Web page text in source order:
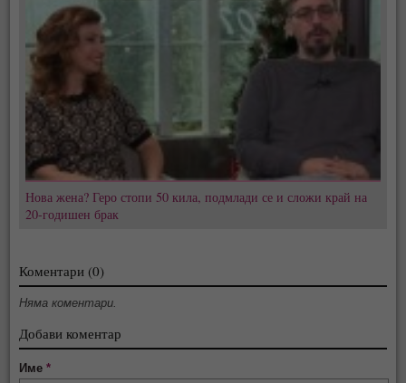
Нова жена? Геро стопи 50 кила, подмлади се и сложи край на
20-годишен брак
Коментари (0)
Няма коментари.
Добави коментар
Име*